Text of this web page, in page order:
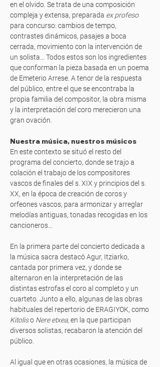
en el olvido. Se trata de una composición
compleja y extensa, preparada ex profeso
para concurso: cambios de tempo,
contrastes dinámicos, pasajes a boca
cerrada, movimiento con la intervención de
un solista… Todos estos son los ingredientes
que conforman la pieza basada en un poema
de Emeterio Arrese. A tenor de la respuesta
del público, entre el que se encontraba la
propia familia del compositor, la obra misma
y la interpretación del coro merecieron una
gran ovación.
Nuestra música, nuestros músicos
En este contexto se situó el resto del
programa del concierto, donde se trajo a
colación el trabajo de los compositores
vascos de finales del s. XIX y principios del s.
XX, en la época de creación de coros y
orfeones vascos, para armonizar y arreglar
melodías antiguas, tonadas recogidas en los
cancioneros…
En la primera parte del concierto dedicada a
la música sacra destacó Agur, Itziarko,
cantada por primera vez, y donde se
alternaron en la interpretación de las
distintas estrofas el coro al completo y un
cuarteto. Junto a ello, algunas de las obras
habituales del repertorio de ERAGIYOK, como
Kitoliso Nere etxea, en la que participan
diversos solistas, recabaron la atención del
público.
Al igual que en otras ocasiones, la música de